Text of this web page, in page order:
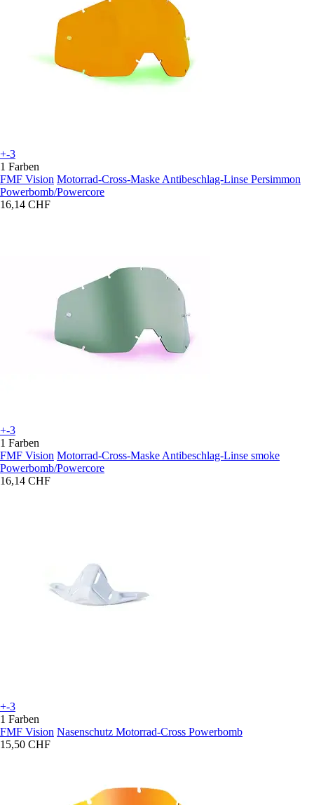
+-3
1 Farben
FMF Vision Motorrad-Cross-Maske Antibeschlag-Linse Persimmon
Powerbomb/Powercore
16,14 CHF
+-3
1 Farben
FMF Vision Motorrad-Cross-Maske Antibeschlag-Linse smoke
Powerbomb/Powercore
16,14 CHF
+-3
1 Farben
FMF Vision Nasenschutz Motorrad-Cross Powerbomb
15,50 CHF